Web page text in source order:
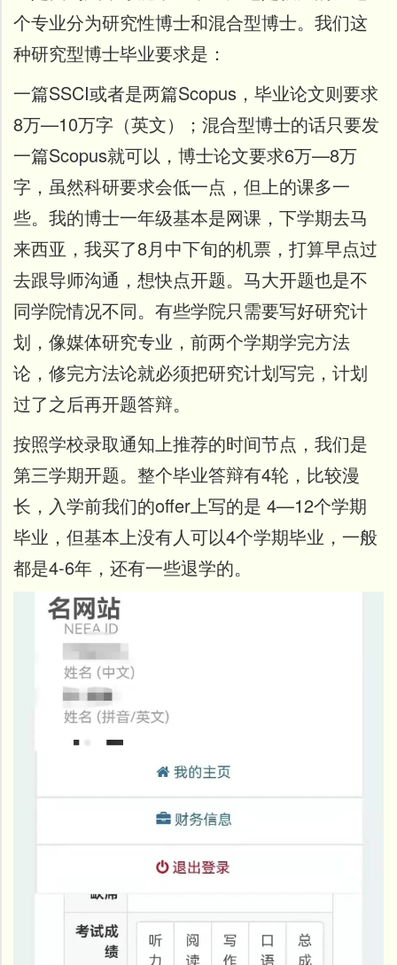
个专业分为研究性博士和混合型博士。我们这
种研究型博士毕业要求是：
一篇SSCI或者是两篇Scopus，毕业论文则要求
8万—10万字（英文）；混合型博士的话只要发
一篇Scopus就可以，博士论文要求6万—8万
字，虽然科研要求会低一点，但上的课多一
些。 我的博士一年级基本是网课，下学期去马
来西亚，我买了8月中下旬的机票，打算早点过
去跟导师沟通，想快点开题。马大开题也是不
同学院情况不同。有些学院只需要写好研究计
划，像媒体研究专业，前两个学期学完方法
论，修完方法论就必须把研究计划写完，计划
过了之后再开题答辩。
按照学校录取通知上推荐的时间节点，我们是
第三学期开题。整个毕业答辩有4轮，比较漫
长，入学前我们的offer上写的是 4—12个学期
毕业，但基本上没有人可以4个学期毕业，一般
都是4-6年，还有一些退学的。